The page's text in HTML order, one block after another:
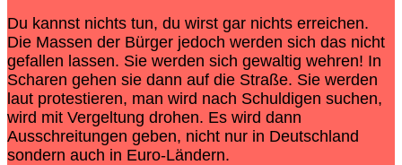
Du kannst nichts tun, du wirst gar nichts erreichen.
Die Massen der Bürger jedoch werden sich das nicht
gefallen lassen. Sie werden sich gewaltig wehren! In
Scharen gehen sie dann auf die Straße. Sie werden
laut protestieren, man wird nach Schuldigen suchen,
wird mit Vergeltung drohen. Es wird dann
Ausschreitungen geben, nicht nur in Deutschland
sondern auch in Euro-Ländern.